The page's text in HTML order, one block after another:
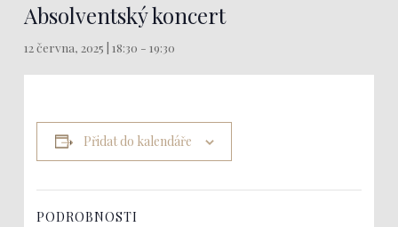
Absolventský koncert
12 června, 2025 | 18:30 -19:30
Přidat do kalendáře
PODROBNOSTI